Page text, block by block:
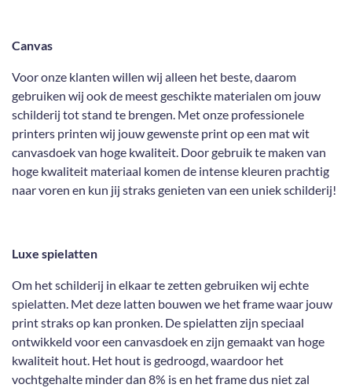
Canvas
Voor onze klanten willen wij alleen het beste, daarom
gebruiken wij ook de meest geschikte materialen om jouw
schilderij tot stand te brengen. Met onze professionele
printers printen wij jouw gewenste print op een mat wit
canvasdoek van hoge kwaliteit. Door gebruik te maken van
hoge kwaliteit materiaal komen de intense kleuren prachtig
naar voren en kun jij straks genieten van een uniek schilderij!
Luxe spielatten
Om het schilderij in elkaar te zetten gebruiken wij echte
spielatten. Met deze latten bouwen we het frame waar jouw
print straks op kan pronken. De spielatten zijn speciaal
ontwikkeld voor een canvasdoek en zijn gemaakt van hoge
kwaliteit hout. Het hout is gedroogd, waardoor het
vochtgehalte minder dan 8% is en het frame dus niet zal